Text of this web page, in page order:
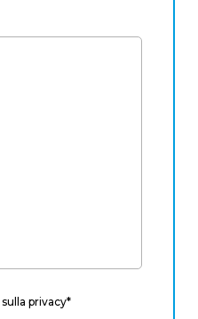
privacy*